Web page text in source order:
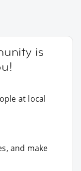
is
at local
and make